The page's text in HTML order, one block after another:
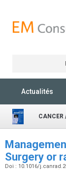
Actualités
CANCER
Surgery or
Doi : 10.1016/